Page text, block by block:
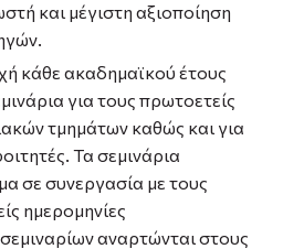
και μέγιστη αξιοποίηση
κάθε ακαδημαϊκού έτους
για τους πρωτοετείς
τμημάτων καθώς και για
Τα σεμινάρια
σε συνεργασία με τους
ημερομηνίες
αναρτώνται στους